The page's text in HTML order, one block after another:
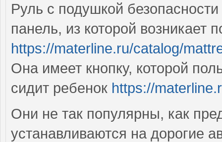
Руль с подушкой
панель, из которой возникает
https://materline.ru/catalog/
Она имеет кнопку, которой
сидит ребенок https://
Они не так популярны, как
устанавливаются на дорогие